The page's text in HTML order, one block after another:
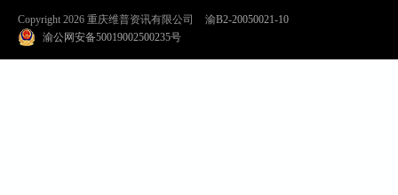
Copyright 2026 重庆维普资讯有限公司
渝B2-20050021-10
渝公网安备50019002500235号